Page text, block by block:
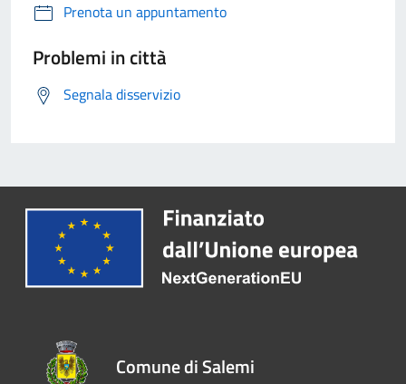
Prenota un appuntamento
Problemi in città
Segnala disservizio
Comune di Salemi